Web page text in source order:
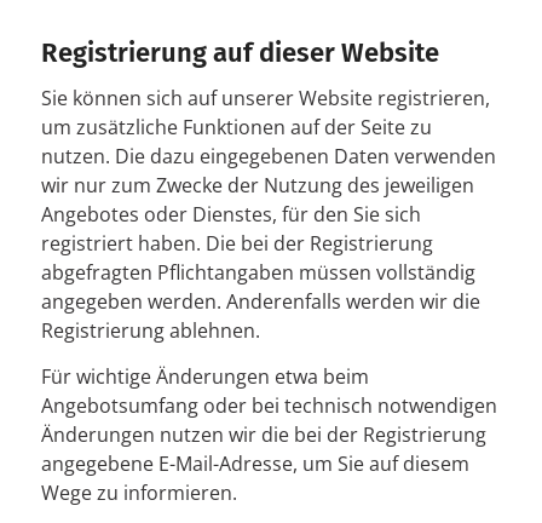
Registrierung auf dieser Website
Sie können sich auf unserer Website registrieren,
um zusätzliche Funktionen auf der Seite zu
nutzen. Die dazu eingegebenen Daten verwenden
wir nur zum Zwecke der Nutzung des jeweiligen
Angebotes oder Dienstes, für den Sie sich
registriert haben. Die bei der Registrierung
abgefragten Pflichtangaben müssen vollständig
angegeben werden. Anderenfalls werden wir die
Registrierung ablehnen.
Für wichtige Änderungen etwa beim
Angebotsumfang oder bei technisch notwendigen
Änderungen nutzen wir die bei der Registrierung
angegebene E-Mail-Adresse, um Sie auf diesem
Wege zu informieren.